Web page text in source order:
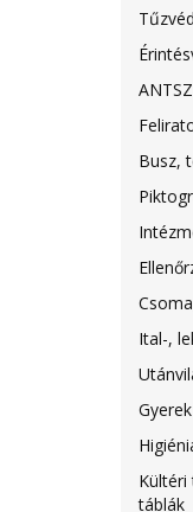
Busz,
Ital-,
Kültéri
táblák